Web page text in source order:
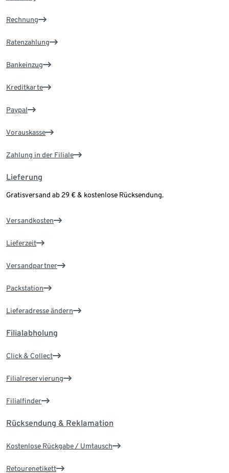
Rechnung
Ratenzahlung
Bankeinzug
Kreditkarte
Paypal
Vorauskasse
Zahlung in der Filiale
Lieferung
Gratisversand ab 29 € & kostenlose Rücksendung.
Versandkosten
Lieferzeit
Versandpartner
Packstation
Lieferadresse ändern
Filialabholung
Click & Collect
Filialreservierung
Filialfinder
Rücksendung & Reklamation
Kostenlose Rückgabe / Umtausch
Retourenetikett